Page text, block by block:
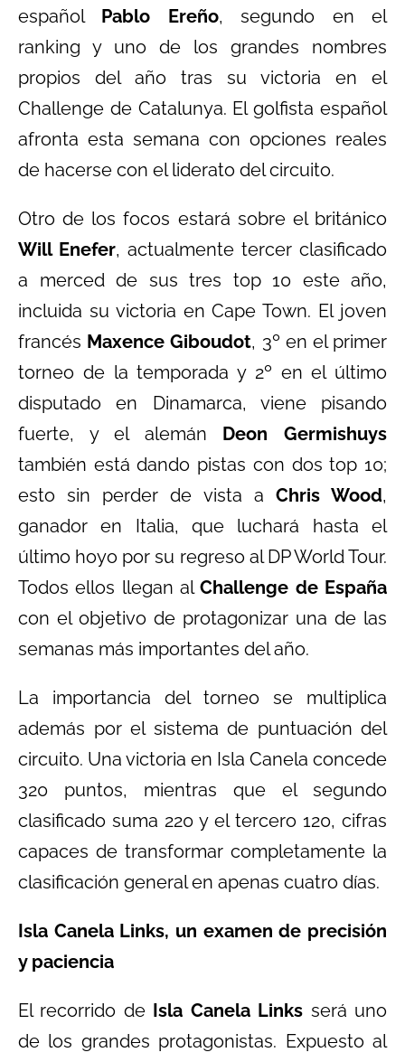
español Pablo Ereño, segundo en el
ranking y uno de los grandes nombres
propios del año tras su victoria en el
Challenge de Catalunya. El golfista español
afronta esta semana con opciones reales
de hacerse con el liderato del circuito.
Otro de los focos estará sobre el británico
Will Enefer, actualmente tercer clasificado
a merced de sus tres top 10 este año,
incluida su victoria en Cape Town. El joven
francés Maxence Giboudot, 3º en el primer
torneo de la temporada y 2º en el último
disputado en Dinamarca, viene pisando
fuerte, y el alemán Deon Germishuys
también está dando pistas con dos top 10;
esto sin perder de vista a Chris Wood,
ganador en Italia, que luchará hasta el
último hoyo por su regreso al DP World Tour.
Todos ellos llegan alChallenge de España
con el objetivo de protagonizar una de las
semanas más importantes del año.
La importancia del torneo se multiplica
además por el sistema de puntuación del
circuito. Una victoria en Isla Canela concede
320 puntos, mientras que el segundo
clasificado suma 220 y el tercero 120, cifras
capaces de transformar completamente la
clasificación general en apenas cuatro días.
Isla Canela Links, un examen de precisión
y paciencia
El recorrido de Isla Canela Links será uno
de los grandes protagonistas. Expuesto al